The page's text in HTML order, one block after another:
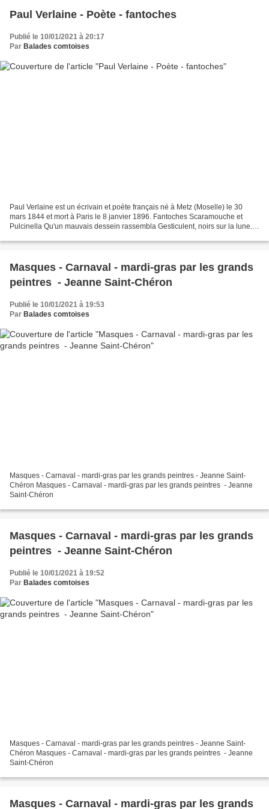
Paul Verlaine - Poète - fantoches
Publié le 10/01/2021 à 20:17
Par Balades comtoises
Paul Verlaine est un écrivain et poète français né à Metz (Moselle) le 30
mars 1844 et mort à Paris le 8 janvier 1896. Fantoches Scaramouche et
Pulcinella Qu'un mauvais dessein rassembla Gesticulent, noirs sur la lune.
Masques - Carnaval - mardi-gras par les grands
peintres - Jeanne Saint-Chéron
Publié le 10/01/2021 à 19:53
Par Balades comtoises
Masques - Carnaval - mardi-gras par les grands peintres - Jeanne Saint-
Chéron Masques - Carnaval - mardi-gras par les grands peintres - Jeanne
Saint-Chéron
Masques - Carnaval - mardi-gras par les grands
peintres - Jeanne Saint-Chéron
Publié le 10/01/2021 à 19:52
Par Balades comtoises
Masques - Carnaval - mardi-gras par les grands peintres - Jeanne Saint-
Chéron Masques - Carnaval - mardi-gras par les grands peintres - Jeanne
Saint-Chéron
Masques - Carnaval - mardi-gras par les grands